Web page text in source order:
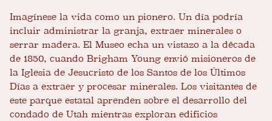
Imagínese la vida como un pionero. Un día podría
incluir administrar la granja, extraer minerales o
serrar madera. El Museo echa un vistazo a la década
de 1850, cuando Brigham Young envió misioneros de
la Iglesia de Jesucristo de los Santos de los Últimos
Días a extraer y procesar minerales. Los visitantes de
este parque estatal aprenden sobre el desarrollo del
condado de Utah mientras exploran edificios